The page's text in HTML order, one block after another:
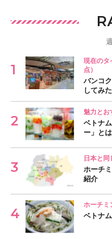
現在のタ
点）
バンコ
してみた
魅力とお
ベトナ
ー」と
日本と
ホーチ
紹介
ホーチミ
ベトナ